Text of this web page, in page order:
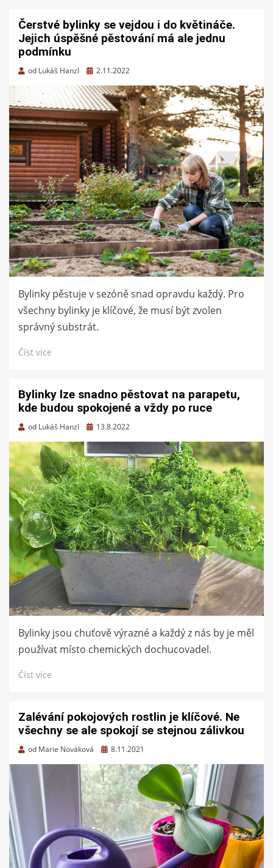
Čerstvé bylinky se vejdou i do květináče.
Jejich úspěšné pěstování má ale jednu
podmínku
od Lukáš Hanzl
Zveřejněno
2.11.2022
Bylinky pěstuje v sezóně snad opravdu každý. Pro
všechny bylinky je klíčové, že musí být zvolen
správný substrát.
Číst více
Bylinky lze snadno pěstovat na parapetu,
kde budou spokojené a vždy po ruce
od Lukáš Hanzl
Zveřejněno
13.8.2022
Bylinky jsou chuťově výrazné a každý z nás by je měl
používat místo chemických dochucovadel.
Číst více
Zalévání pokojových rostlin je klíčové. Ne
všechny se ale spokojí se stejnou zálivkou
od Marie Nováková
Zveřejněno
8.11.2021